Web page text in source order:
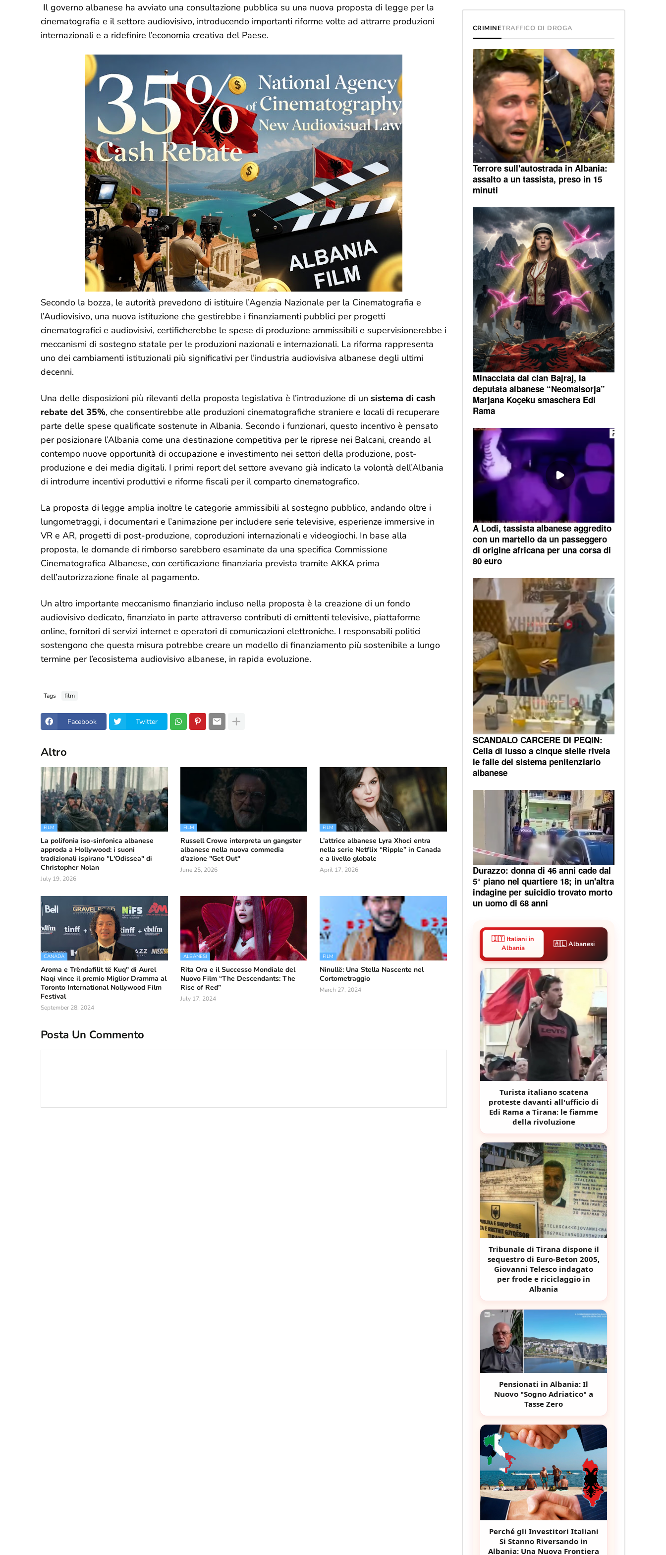
Il governo albanese ha avviato una consultazione pubblica su una nuova proposta di legge per la
cinematografia e il settore audiovisivo, introducendo importanti riforme volte ad attrarre produzioni
internazionali e a ridefinire l’economia creativa del Paese.
Secondo la bozza, le autorità prevedono di istituire l’Agenzia Nazionale per la Cinematografia e
l’Audiovisivo, una nuova istituzione che gestirebbe i finanziamenti pubblici per progetti
cinematografici e audiovisivi, certificherebbe le spese di produzione ammissibili e supervisionerebbe i
meccanismi di sostegno statale per le produzioni nazionali e internazionali. La riforma rappresenta
uno dei cambiamenti istituzionali più significativi per l’industria audiovisiva albanese degli ultimi
decenni.
Una delle disposizioni più rilevanti della proposta legislativa è l’introduzione di un sistema di cash
rebate del 35%, che consentirebbe alle produzioni cinematografiche straniere e locali di recuperare
parte delle spese qualificate sostenute in Albania. Secondo i funzionari, questo incentivo è pensato
per posizionare l’Albania come una destinazione competitiva per le riprese nei Balcani, creando al
contempo nuove opportunità di occupazione e investimento nei settori della produzione, post-
produzione e dei media digitali. I primi report del settore avevano già indicato la volontà dell’Albania
di introdurre incentivi produttivi e riforme fiscali per il comparto cinematografico.
La proposta di legge amplia inoltre le categorie ammissibili al sostegno pubblico, andando oltre i
lungometraggi, i documentari e l’animazione per includere serie televisive, esperienze immersive in
VR e AR, progetti di post-produzione, coproduzioni internazionali e videogiochi. In base alla
proposta, le domande di rimborso sarebbero esaminate da una specifica Commissione
Cinematografica Albanese, con certificazione finanziaria prevista tramite AKKA prima
dell’autorizzazione finale al pagamento.
Un altro importante meccanismo finanziario incluso nella proposta è la creazione di un fondo
audiovisivo dedicato, finanziato in parte attraverso contributi di emittenti televisive, piattaforme
online, fornitori di servizi internet e operatori di comunicazioni elettroniche. I responsabili politici
sostengono che questa misura potrebbe creare un modello di finanziamento più sostenibile a lungo
termine per l’ecosistema audiovisivo albanese, in rapida evoluzione.
Tags film
Facebook Twitter
Altro
FILM
La polifonia iso-sinfonica albanese
approda a Hollywood: i suoni
tradizionali ispirano "L'Odissea" di
Christopher Nolan
July 19, 2026
FILM
Russell Crowe interpreta un gangster
albanese nella nuova commedia
d'azione "Get Out"
June 25, 2026
FILM
L’attrice albanese Lyra Xhoci entra
nella serie Netflix “Ripple” in Canada
e a livello globale
April 17, 2026
CANADA
Aroma e Trëndafilit të Kuq" di Aurel
Naqi vince il premio Miglior Dramma al
Toronto International Nollywood Film
Festival
September 28, 2024
ALBANESI
Rita Ora e il Successo Mondiale del
Nuovo Film “The Descendants: The
Rise of Red”
July 17, 2024
FILM
Ninullë: Una Stella Nascente nel
Cortometraggio
March 27, 2024
Posta Un Commento
CRIMINETRAFFICO DI DROGA
Terrore sull'autostrada in Albania:
assalto a un tassista, preso in 15
minuti
Minacciata dal clan Bajraj, la
deputata albanese “Neomalsorja”
Marjana Koçeku smaschera Edi
Rama
A Lodi, tassista albanese aggredito
con un martello da un passeggero
di origine africana per una corsa di
80 euro
SCANDALO CARCERE DI PEQIN:
Cella di lusso a cinque stelle rivela
le falle del sistema penitenziario
albanese
Durazzo: donna di 46 anni cade dal
5° piano nel quartiere 18; in un'altra
indagine per suicidio trovato morto
un uomo di 68 anni
🇮🇹 Italiani in
Albania
🇦🇱 Albanesi
Turista italiano scatena
proteste davanti all'ufficio di
Edi Rama a Tirana: le fiamme
della rivoluzione
Tribunale di Tirana dispone il
sequestro di Euro-Beton 2005,
Giovanni Telesco indagato
per frode e riciclaggio in
Albania
Pensionati in Albania: Il
Nuovo "Sogno Adriatico" a
Tasse Zero
Perché gli Investitori Italiani
Si Stanno Riversando in
Albania: Una Nuova Frontiera